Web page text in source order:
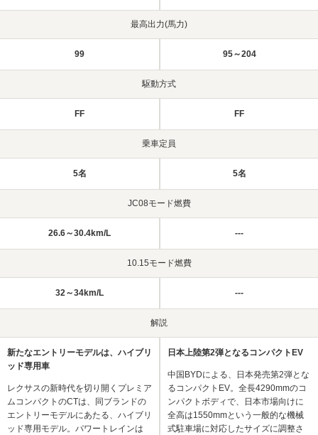
最高出力(馬力)
99 95～204
駆動方式
FF FF
乗車定員
5名 5名
JC08モード燃費
26.6～30.4km/L ---
10.15モード燃費
32～34km/L ---
解説
新たなエントリーモデルは、ハイブリ
ッド専用車
レクサスの新時代を切り開くプレミア
ムコンパクトのCTは、同ブランドの
エントリーモデルにあたる、ハイブリ
ッド専用モデル。パワートレインは
日本上陸第2弾となるコンパクトEV
中国BYDによる、日本発売第2弾とな
るコンパクトEV。全長4290mmのコ
ンパクトボディで、日本市場向けに
全高は1550mmという一般的な機械
式駐車場に対応したサイズに調整さ